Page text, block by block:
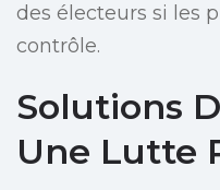
des électeurs si les
contrôle.
Solutions
Une Lutte